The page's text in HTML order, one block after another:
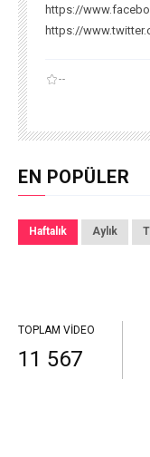
https://
https://
--
EN POPÜLER
Haftalık Aylık
TOPLAM VIDEO
11 567